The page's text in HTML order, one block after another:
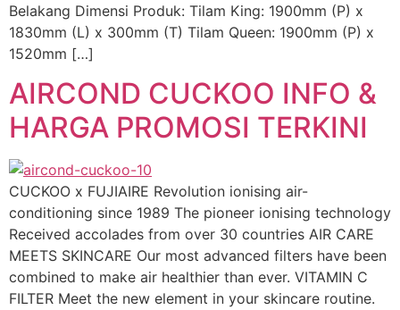
Belakang Dimensi Produk: Tilam King: 1900mm (P) x
1830mm (L) x 300mm (T) Tilam Queen: 1900mm (P) x
1520mm […]
AIRCOND CUCKOO INFO &
HARGA PROMOSI TERKINI
CUCKOO x FUJIAIRE Revolution ionising air-
conditioning since 1989 The pioneer ionising technology
Received accolades from over 30 countries AIR CARE
MEETS SKINCARE Our most advanced filters have been
combined to make air healthier than ever. VITAMIN C
FILTER Meet the new element in your skincare routine.